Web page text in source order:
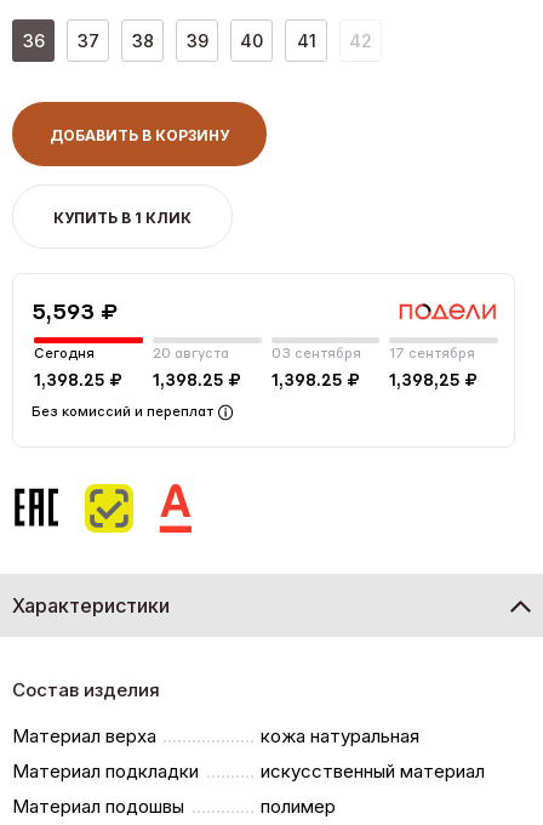
36 37 38 39 40 41 42
ДОБАВИТЬ В КОРЗИНУ
КУПИТЬ В 1 КЛИК
5,593 ₽
Сегодня
1,398.25 ₽
20 августа
1,398.25 ₽
03 сентября
1,398.25 ₽
17 сентября
1,398,25 ₽
Без комиссий и переплат
Характеристики
Состав изделия
Материал верха
кожа натуральная
Материал подкладки
искусственный материал
Материал подошвы
полимер